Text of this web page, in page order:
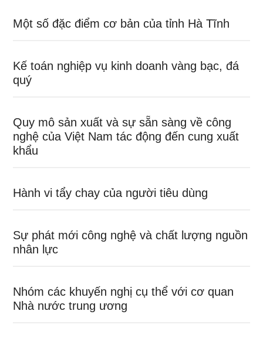
Một số đặc điểm cơ bản của tỉnh Hà Tĩnh
Kế toán nghiệp vụ kinh doanh vàng bạc, đá
quý
Quy mô sản xuất và sự sẵn sàng về công
nghệ của Việt Nam tác động đến cung xuất
khẩu
Hành vi tẩy chay của người tiêu dùng
Sự phát mới công nghệ và chất lượng nguồn
nhân lực
Nhóm các khuyến nghị cụ thể với cơ quan
Nhà nước trung ương